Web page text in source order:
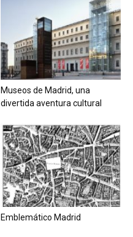
Museos de Madrid, una
divertida aventura cultural
Emblemático Madrid